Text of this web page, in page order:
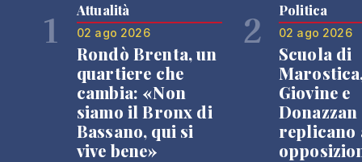
1 Attualità
02 ago 2026
Rondò Brenta, un
quartiere che
cambia: «Non
siamo il Bronx di
Bassano, qui si
vive bene»
2 Politica
02 ago 2026
Scuola di
Giovine e
Donazzan
replicano